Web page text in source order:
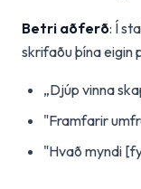
Betri aðferð: Í
skrifaðu þína eigin
„Djúp vinna
"Framfarir
"Hvað myndi